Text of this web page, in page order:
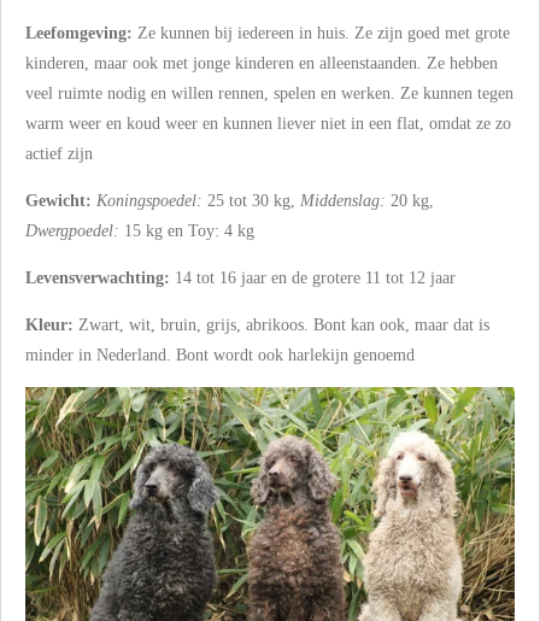
Leefomgeving: Ze kunnen bij iedereen in huis. Ze zijn goed met grote
kinderen, maar ook met jonge kinderen en alleenstaanden. Ze hebben
veel ruimte nodig en willen rennen, spelen en werken. Ze kunnen tegen
warm weer en koud weer en kunnen liever niet in een flat, omdat ze zo
actief zijn
Gewicht: Koningspoedel: 25 tot 30 kg, Middenslag: 20 kg,
Dwergpoedel: 15 kg en Toy: 4 kg
Levensverwachting: 14 tot 16 jaar en de grotere 11 tot 12 jaar
Kleur: Zwart, wit, bruin, grijs, abrikoos. Bont kan ook, maar dat is
minder in Nederland. Bont wordt ook harlekijn genoemd